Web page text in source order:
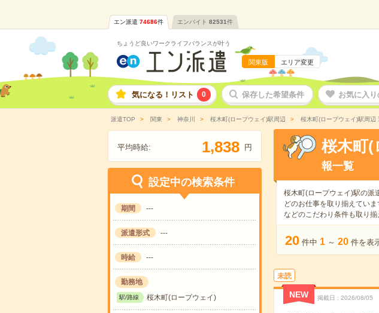
エン派遣 74686件 エンバイト 82531件
ちょうど良いワークライフバランスが叶う
関東版 エリア変更
気になる！リスト 0 保存した希望条件 お気に入
派遣TOP 関東 神奈川 桜木町(ロープウェイ)駅周辺 桜木町(ロープウェイ)駅周辺
平均時給: 1,838 円
設定中の検索条件
期間 ---
派遣形式 ---
時給 ---
勤務地
駅/路線 桜木町(ロープウェイ)
桜木町(
報一覧
桜木町(ロープウェイ)駅の派
どのお仕事を取り揃えてい
などのこだわり条件も取り揃
20 件中 1 ～ 20 件を表
未読
NEW 掲載日 2026/08/05